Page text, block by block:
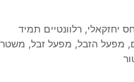
יחזקאלי, רלוונטיים תמיד
, מפעל הזבל, מפעל זבל,